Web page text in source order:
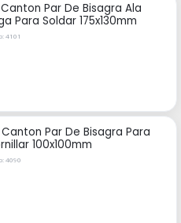
Canton Par De Bisagra Ala
Para Soldar 175x130mm
4101
Canton Par De Bisagra Para
100x100mm
4090